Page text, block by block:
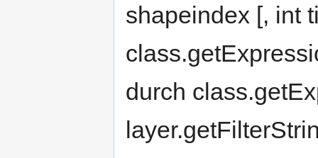
shapeindex [, int
durch